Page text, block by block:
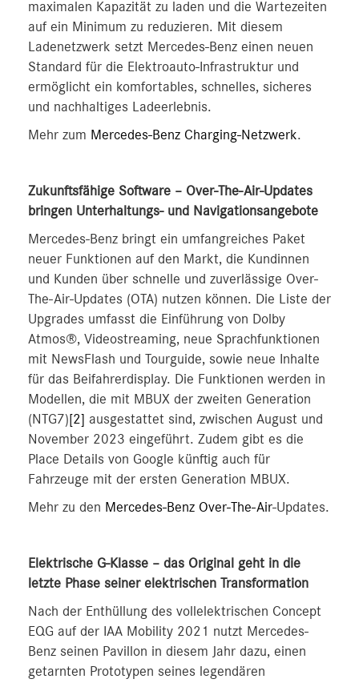
maximalen Kapazität zu laden und die Wartezeiten
auf ein Minimum zu reduzieren. Mit diesem
Ladenetzwerk setzt Mercedes-Benz einen neuen
Standard für die Elektroauto-Infrastruktur und
ermöglicht ein komfortables, schnelles, sicheres
und nachhaltiges Ladeerlebnis.
Mehr zum Mercedes-Benz Charging-Netzwerk.
Zukunftsfähige Software – Over-The-Air-Updates
bringen Unterhaltungs- und Navigationsangebote
Mercedes-Benz bringt ein umfangreiches Paket
neuer Funktionen auf den Markt, die Kundinnen
und Kunden über schnelle und zuverlässige Over-
The-Air-Updates (OTA) nutzen können. Die Liste der
Upgrades umfasst die Einführung von Dolby
Atmos®, Videostreaming, neue Sprachfunktionen
mit NewsFlash und Tourguide, sowie neue Inhalte
für das Beifahrerdisplay. Die Funktionen werden in
Modellen, die mit MBUX der zweiten Generation
(NTG7)[2] ausgestattet sind, zwischen August und
November 2023 eingeführt. Zudem gibt es die
Place Details von Google künftig auch für
Fahrzeuge mit der ersten Generation MBUX.
Mehr zu den Mercedes-Benz Over-The-Air-Updates.
Elektrische G-Klasse – das Original geht in die
letzte Phase seiner elektrischen Transformation
Nach der Enthüllung des vollelektrischen Concept
EQG auf der IAA Mobility 2021 nutzt Mercedes-
Benz seinen Pavillon in diesem Jahr dazu, einen
getarnten Prototypen seines legendären